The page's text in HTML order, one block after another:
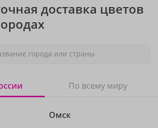
доставка цветов
города или страны
По всему миру
Омск